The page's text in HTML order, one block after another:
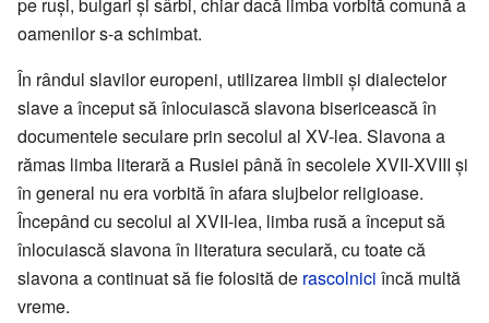
oamenilor s-a schimbat.
În rândul slavilor europeni, utilizarea limbii și dialectelor
slave a început să înlocuiască slavona bisericească în
documentele seculare prin secolul al XV-lea. Slavona a
rămas limba literară a Rusiei până în secolele XVII-XVIII și
în general nu era vorbită în afara slujbelor religioase.
Începând cu secolul al XVII-lea, limba rusă a început să
înlocuiască slavona în literatura seculară, cu toate că
slavona a continuat să fie folosită de rascolnici încă multă
vreme.